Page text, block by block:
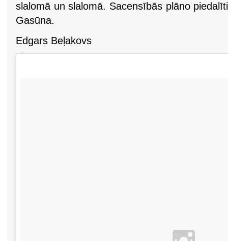
slalomā un slalomā. Sacensībās plāno
Gasūna.
Edgars Beļakovs